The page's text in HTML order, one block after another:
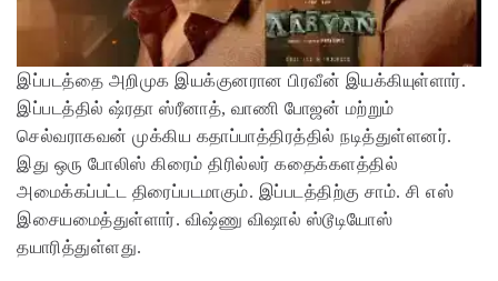
இப்படத்தை அறிமுக இயக்குனரான பிரவீன் இயக்கியுள்ளார்.
இப்படத்தில் ஷ்ரதா ஸ்ரீனாத், வாணி போஜன் மற்றும்
செல்வராகவன் முக்கிய கதாப்பாத்திரத்தில் நடித்துள்ளனர்.
இது ஒரு போலிஸ் கிரைம் திரில்லர் கதைக்களத்தில்
அமைக்கப்பட்ட திரைப்படமாகும். இப்படத்திற்கு சாம். சி எஸ்
இசையமைத்துள்ளார். விஷ்ணு விஷால் ஸ்டூடியோஸ்
தயாரித்துள்ளது.